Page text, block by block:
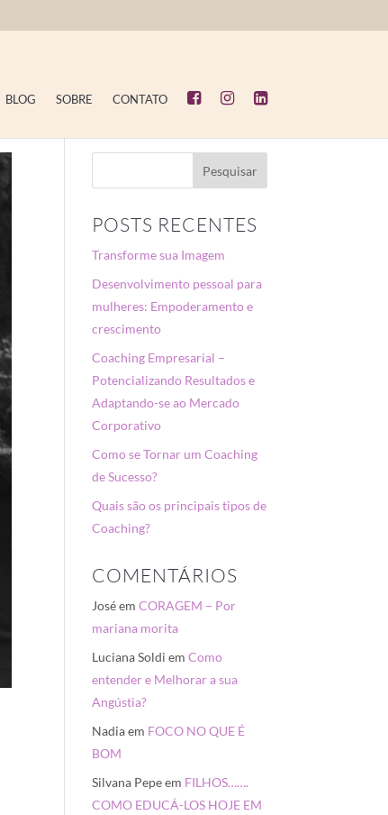
BLOG SOBRE CONTATO
POSTS RECENTES
Transforme sua Imagem
Desenvolvimento pessoal para
mulheres: Empoderamento e
crescimento
Coaching Empresarial –
Potencializando Resultados e
Adaptando-se ao Mercado
Corporativo
Como se Tornar um Coaching
de Sucesso?
Quais são os principais tipos de
Coaching?
COMENTÁRIOS
JoséemCORAGEM – Por
mariana morita
Luciana Soldi emComo
entender e Melhorar a sua
Angústia?
Nadiaem FOCO NO QUE É
BOM
Silvana Pepeem FILHOS…….
COMO EDUCÁ-LOS HOJE EM